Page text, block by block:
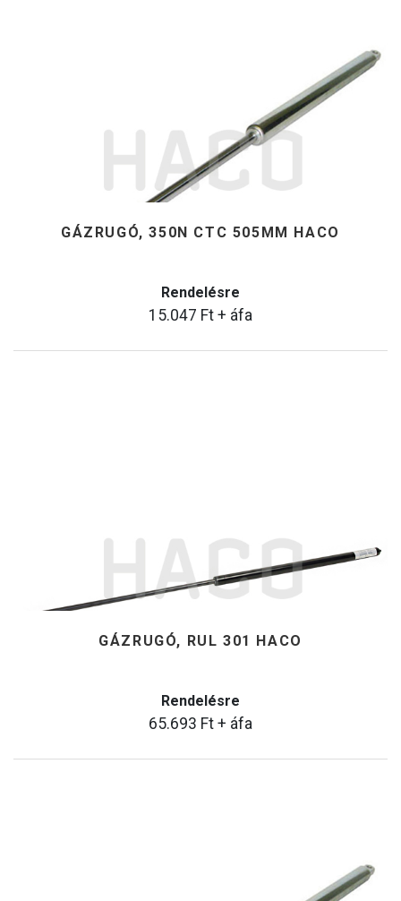
GÁZRUGÓ, 350N CTC 505MM HACO
Rendelésre
15.047 Ft + áfa
GÁZRUGÓ, RUL 301 HACO
Rendelésre
65.693 Ft + áfa